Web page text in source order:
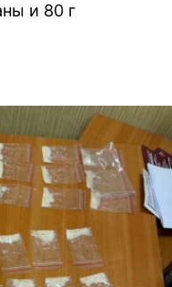
и 80 г